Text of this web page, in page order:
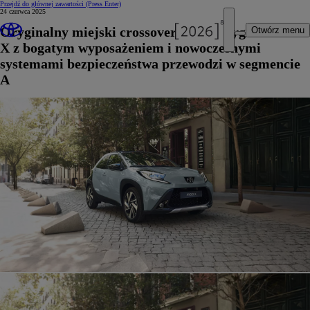
Przejdź do głównej zawartości (Press Enter)
Otwórz menu
24 czerwca 2025
Oryginalny miejski crossover Toyota Aygo
X z bogatym wyposażeniem i nowoczesnymi
systemami bezpieczeństwa przewodzi w segmencie
A